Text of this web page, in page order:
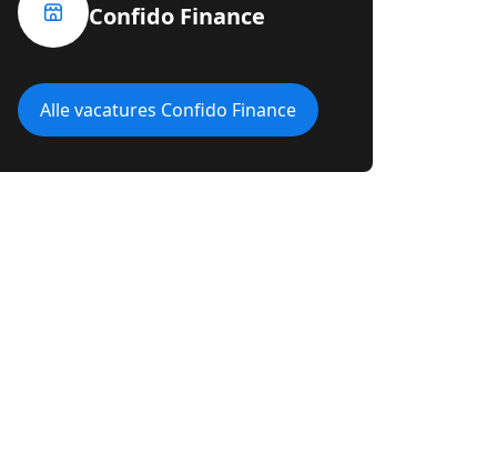
Confido Finance
Alle vacatures Confido Finance